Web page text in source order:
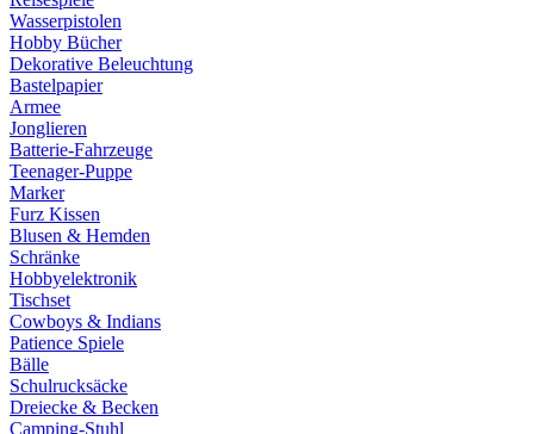
Wasserpistolen
Hobby Bücher
Dekorative Beleuchtung
Bastelpapier
Armee
Jonglieren
Batterie-Fahrzeuge
Teenager-Puppe
Marker
Furz Kissen
Blusen & Hemden
Schränke
Hobbyelektronik
Tischset
Cowboys & Indians
Patience Spiele
Bälle
Schulrucksäcke
Dreiecke & Becken
Camping-Stuhl